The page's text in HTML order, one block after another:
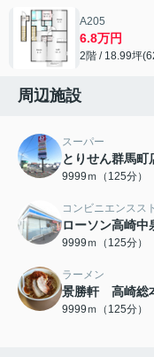
A205
6.8万円
2階 / 18.99坪
周辺施設
スーパー
とりせん群馬町
9999ｍ（125分）
コンビニエンスス
ローソン高崎中
9999ｍ（125分）
ラーメン
景勝軒 高崎総
9999ｍ（125分）